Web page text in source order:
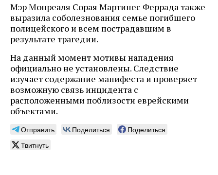
Мэр Монреаля Сорая Мартинес Феррада также
выразила соболезнования семье погибшего
полицейского и всем пострадавшим в
результате трагедии.
На данный момент мотивы нападения
официально не установлены. Следствие
изучает содержание манифеста и проверяет
возможную связь инцидента с
расположенными поблизости еврейскими
объектами.
Отправить Поделиться
Поделиться
Твитнуть